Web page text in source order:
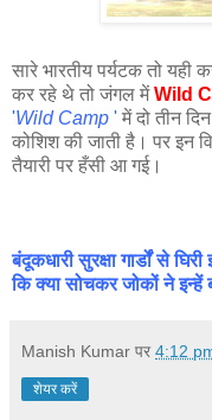
सारे भारतीय पर्यटक तो यही
कर रहे थे तो जंगल मेंWild
'Wild Camp ' में दो तीन
कोशिश की जाती है। पर इन
तैयारी पर हँसी आ गई।
बंदूकधारी सुरक्षा गार्डों से
कि क्या सोचकर जोकों ने इन्हें
Manish Kumar पर 4:12
शेयर करें